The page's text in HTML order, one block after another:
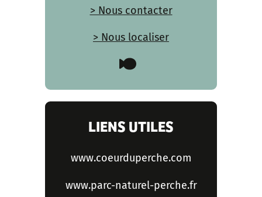
> Nous contacter
> Nous localiser
LIENS UTILES
www.coeurduperche.com
www.parc-naturel-perche.fr